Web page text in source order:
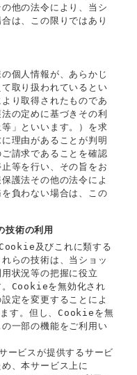
他の法令により、当シ
は、この限りではあり
個人情報が、あらかじ
取り扱われているとい
り取得されたものであ
の定めに基づきその利
」といいます。）を求
理由があることが判明
請求であることを確認
等を行い、その旨をお
護法その他の法令によ
負わない場合は、この
術の利用
及びこれに類する
らの技術は、当ショッ
状況等の把握に役立
。Cookieを無効化され
定を変更することによ
す。但し、Cookieを無
一部の機能をご利用い
ービスが提供するサービ
、本サービス上に